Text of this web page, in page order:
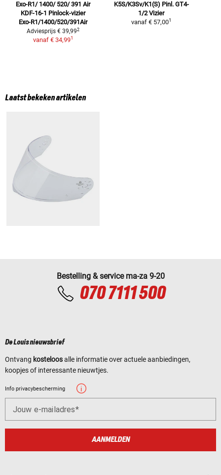
Exo-R1/ 1400/ 520/ 391 Air
KDF-16-1 Pinlock-vizier
Exo-R1/1400/520/391Air
Adviesprijs € 39,992
vanaf € 34,991
K5S/K3Sv/K1(S) Pinl. GT4-
1/2 Vizier
vanaf € 57,001
Laatst bekeken artikelen
Bestelling & service ma-za 9-20
070 7111 500
De Louis nieuwsbrief
Ontvang kosteloosalle informatie over actuele aanbiedingen,
koopjes of interessante nieuwtjes.
Info privacybescherming
Jouw e-mailadres
AANMELDEN